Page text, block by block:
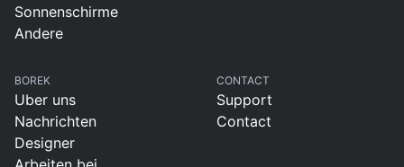
Sonnenschirme
Andere
BOREK
Uber uns
Nachrichten
Designer
CONTACT
Support
Contact